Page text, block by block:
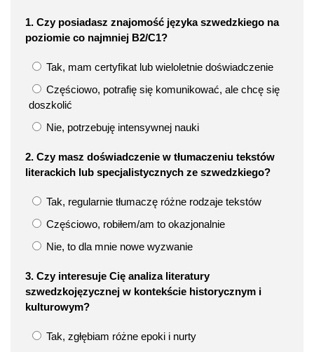
1. Czy posiadasz znajomość języka szwedzkiego na
poziomie co najmniej B2/C1?
Tak, mam certyfikat lub wieloletnie doświadczenie
Częściowo, potrafię się komunikować, ale chcę się
doszkolić
Nie, potrzebuję intensywnej nauki
2. Czy masz doświadczenie w tłumaczeniu tekstów
literackich lub specjalistycznych ze szwedzkiego?
Tak, regularnie tłumaczę różne rodzaje tekstów
Częściowo, robiłem/am to okazjonalnie
Nie, to dla mnie nowe wyzwanie
3. Czy interesuje Cię analiza literatury
szwedzkojęzycznej w kontekście historycznym i
kulturowym?
Tak, zgłębiam różne epoki i nurty